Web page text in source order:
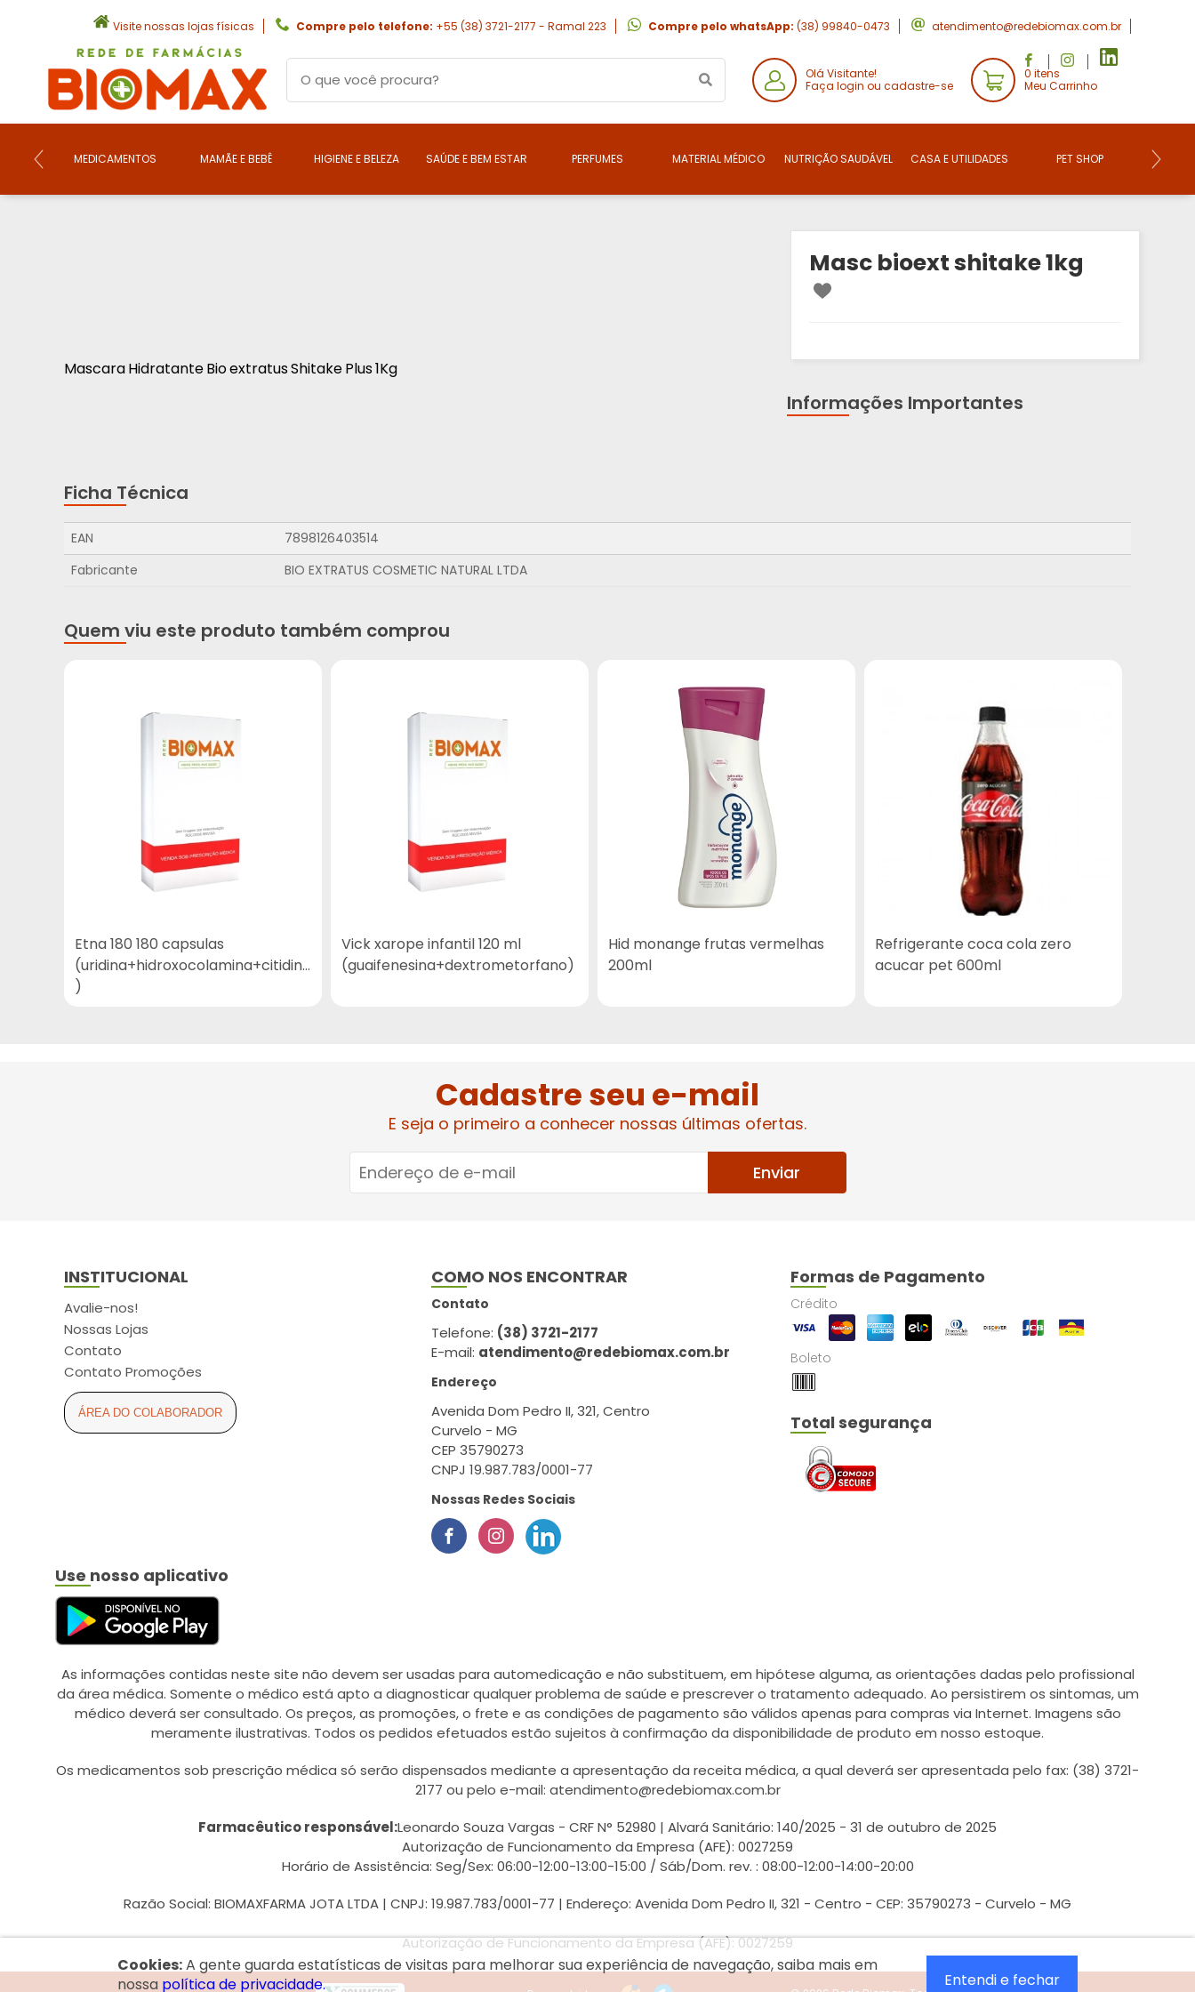
Visite nossas lojas físicas Compre pelo telefone: +55 (38) 3721-2177 - Ramal 223 Compre pelo whatsApp: (38) 99840-0473 atendimento@redebiomax.com.br
Olá Visitante!
Faça login ou cadastre-se
0 itens
Meu Carrinho
MEDICAMENTOS MAMÃE E BEBÊ HIGIENE E BELEZA SAÚDE E BEM ESTAR PERFUMES MATERIAL MÉDICO NUTRIÇÃO SAUDÁVEL CASA E UTILIDADES PET SHOP
Masc bioext shitake 1kg
Mascara Hidratante Bio extratus Shitake Plus 1Kg
Informações Importantes
Ficha Técnica
EAN
7898126403514
Fabricante
BIO EXTRATUS COSMETIC NATURAL LTDA
Quem viu este produto também comprou
Etna 180 180 capsulas
(uridina+hidroxocolamina+citidina
)
Vick xarope infantil 120 ml
(guaifenesina+dextrometorfano)
Hid monange frutas vermelhas
200ml
Refrigerante coca cola zero
acucar pet 600ml
Cadastre seu e-mail
E seja o primeiro a conhecer nossas últimas ofertas.
Enviar
INSTITUCIONAL
Avalie-nos!
Nossas Lojas
Contato
Contato Promoções
ÁREA DO COLABORADOR
COMO NOS ENCONTRAR
Contato
Telefone: (38) 3721-2177
E-mail: atendimento@redebiomax.com.br
Endereço
Avenida Dom Pedro II, 321, Centro
Curvelo - MG
CEP 35790273
CNPJ 19.987.783/0001-77
Nossas Redes Sociais
Formas de Pagamento
Crédito
Boleto
Total segurança
Use nosso aplicativo
As informações contidas neste site não devem ser usadas para automedicação e não substituem, em hipótese alguma, as orientações dadas pelo profissional
da área médica. Somente o médico está apto a diagnosticar qualquer problema de saúde e prescrever o tratamento adequado. Ao persistirem os sintomas, um
médico deverá ser consultado. Os preços, as promoções, o frete e as condições de pagamento são válidos apenas para compras via Internet. Imagens são
meramente ilustrativas. Todos os pedidos efetuados estão sujeitos à confirmação da disponibilidade de produto em nosso estoque.
Os medicamentos sob prescrição médica só serão dispensados mediante a apresentação da receita médica, a qual deverá ser apresentada pelo fax: (38) 3721-
2177 ou pelo e-mail: atendimento@redebiomax.com.br
Farmacêutico responsável:Leonardo Souza Vargas - CRF N° 52980 | Alvará Sanitário: 140/2025 - 31 de outubro de 2025
Autorização de Funcionamento da Empresa (AFE): 0027259
Horário de Assistência: Seg/Sex: 06:00-12:00-13:00-15:00 / Sáb/Dom. rev. : 08:00-12:00-14:00-20:00
Razão Social: BIOMAXFARMA JOTA LTDA | CNPJ: 19.987.783/0001-77 | Endereço: Avenida Dom Pedro II, 321 - Centro - CEP: 35790273 - Curvelo - MG
Autorização de Funcionamento da Empresa (AFE): 0027259
Cookies:A gente guarda estatísticas de visitas para melhorar sua experiência de navegação, saiba mais em
nossa política de privacidade. Entendi e fechar